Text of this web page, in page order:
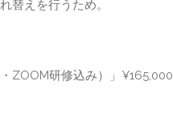
替えを行うため。
ZOOM研修込み）」¥165,000